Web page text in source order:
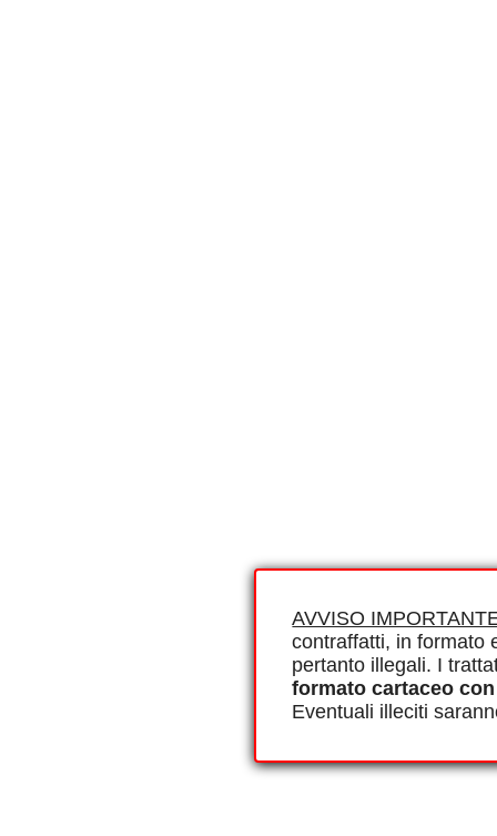
AVVISO
contraffatti, in formato
pertanto illegali. I
formato cartaceo
Eventuali illeciti